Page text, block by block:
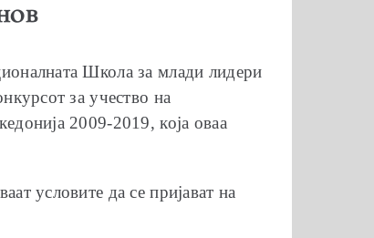
Школа за млади лидери
за учество на
2009-2019, која оваа
условите да се пријават на